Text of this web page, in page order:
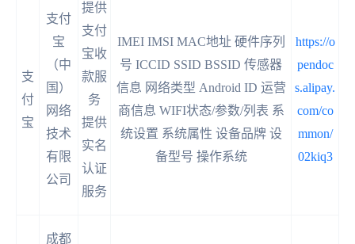
支
付
宝
支付
宝
（中
国）
网络
技术
有限
公司
提供
支付
宝收
款服
务
提供
实名
认证
服务
IMEI IMSI MAC地址 硬件序列
号 ICCID SSID BSSID 传感器
信息 网络类型 Android ID 运营
商信息 WIFI状态/参数/列表 系
统设置 系统属性 设备品牌 设
备型号 操作系统
https://o
pendoc
s.alipay.
com/co
mmon/
02kiq3
成都